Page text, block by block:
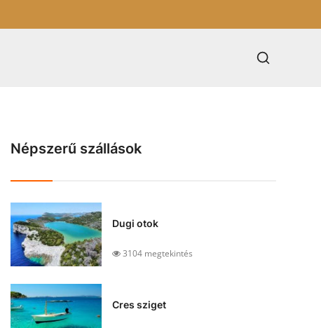
Népszerű szállások
Dugi otok
3104 megtekintés
Cres sziget